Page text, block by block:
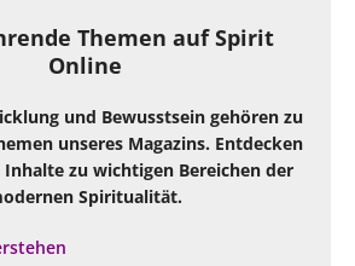
Themen auf Spirit
Online
und Bewusstsein gehören zu
unseres Magazins. Entdecken
zu wichtigen Bereichen der
Spiritualität.